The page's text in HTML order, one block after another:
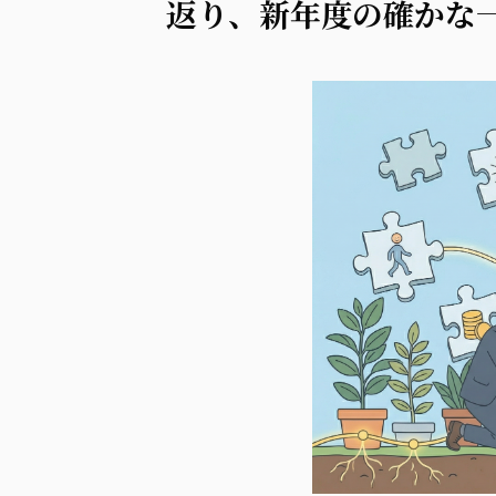
返り、新年度の確かな